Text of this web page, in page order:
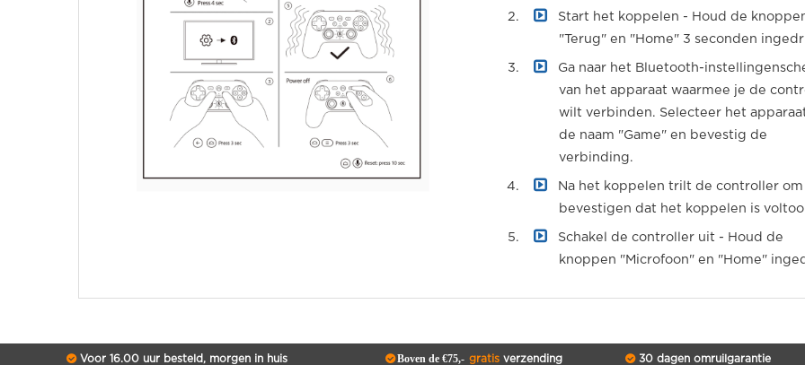
Start het koppelen - Houd de
"Terug" en "Home" 3 seconden
Ga naar het Bluetooth-
van het apparaat waarmee je de
wilt verbinden. Selecteer het
de naam "Game" en bevestig de
verbinding.
Na het koppelen trilt de controller
bevestigen dat het koppelen is
Schakel de controller uit - Houd de
knoppen "Microfoon" en "Home"
Voor 16.00 uur besteld, morgen in huis Boven de €75,- gratisverzending 30 dagen omruilgarantie